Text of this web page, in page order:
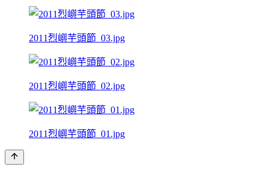
2011烈嶼芋頭節_03.jpg
2011烈嶼芋頭節_02.jpg
2011烈嶼芋頭節_01.jpg